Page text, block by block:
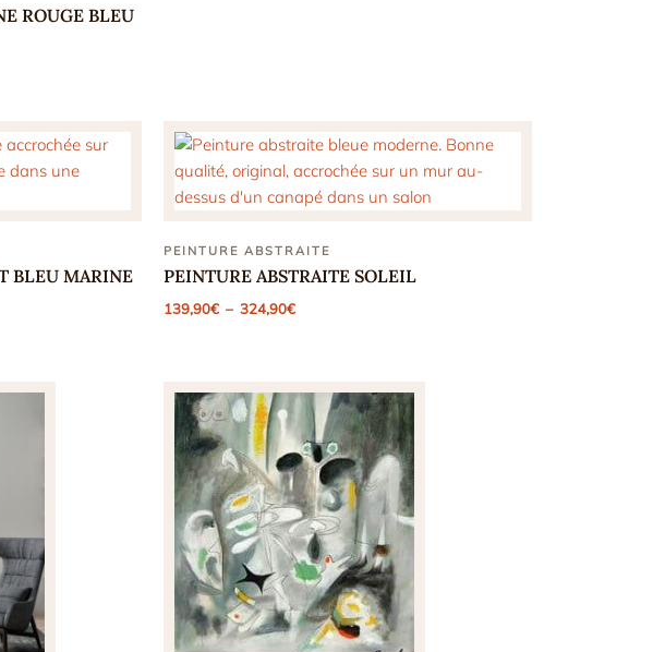
ROUGE BLEU
BLEU MARINE
PEINTURE ABSTRAITE
PEINTURE ABSTRAITE SOLEIL
139,90€ – 324,90€Plage
324,90€